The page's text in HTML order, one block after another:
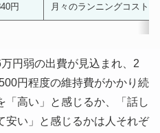
円 月々のランニングコスト
円弱の出費が見込まれ、2
円程度の維持費がかかり続
「高い」と感じるか、「話し
安い」と感じるかは人それぞ